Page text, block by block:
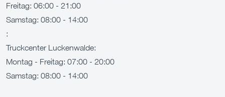
Freitag: 06:00 - 21:00
Samstag: 08:00 - 14:00
:
Truckcenter Luckenwalde:
Montag - Freitag: 07:00 - 20:00
Samstag: 08:00 - 14:00